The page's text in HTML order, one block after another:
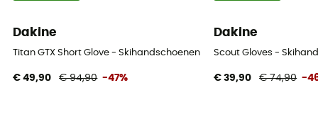
Dakine
Titan GTX Short Glove - Skihandschoenen - Heren
€ 49,90 € 94,90 -47%
Dakine
Scout Gloves -
€ 39,90 € 74,90 -